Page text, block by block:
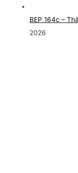
BEP 164c –
2026